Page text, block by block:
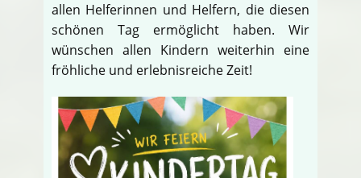
allen Helferinnen und Helfern, die diesen
schönen Tag ermöglicht haben. Wir
wünschen allen Kindern weiterhin eine
fröhliche und erlebnisreiche Zeit!